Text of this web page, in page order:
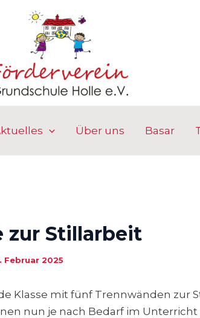
Über uns Basar
zur Stillarbeit
Februar 2025
Klasse mit fünf Trennwänden zur
nun je nach Bedarf im Unterricht